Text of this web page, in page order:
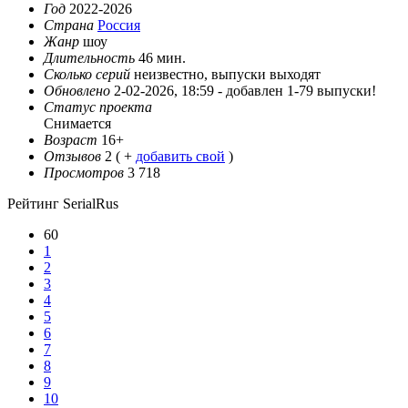
Год 2022-2026
Страна Россия
Жанр шоу
Длительность 46 мин.
Сколько серий неизвестно, выпуски выходят
Обновлено 2-02-2026, 18:59 - добавлен 1-79 выпуски!
Статус проекта
Снимается
Возраст 16+
Отзывов 2 ( + добавить свой )
Просмотров 3 718
Рейтинг SerialRus
60
1
2
3
4
5
6
7
8
9
10